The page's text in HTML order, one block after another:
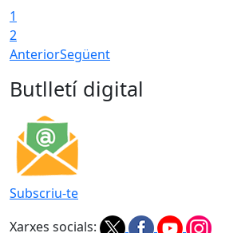
1
2
AnteriorSegüent
Butlletí digital
Subscriu-te
Xarxes socials: